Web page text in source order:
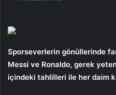
Sporseverlerin gönüllerinde
Messi ve Ronaldo, gerek
içindeki tahlilleri ile her daim